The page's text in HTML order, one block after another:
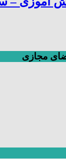
مجازی